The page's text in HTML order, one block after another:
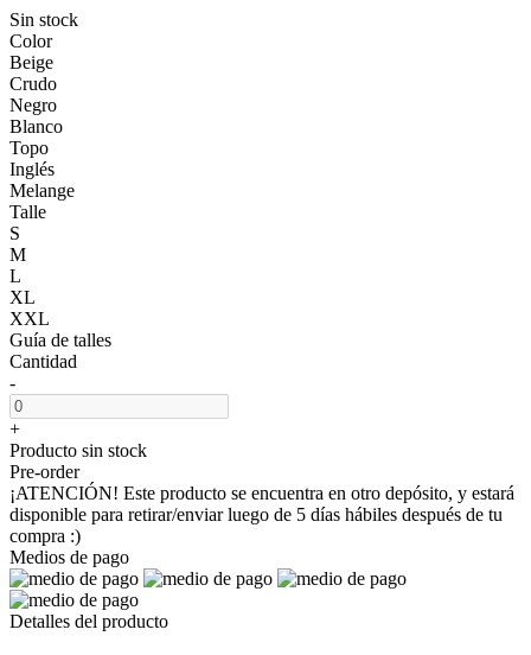
Sin stock
Color
Beige
Crudo
Negro
Blanco
Topo
Inglés
Melange
Talle
S
M
L
XL
XXL
Guía de talles
Cantidad
-
+
Producto sin stock
Pre-order
¡ATENCIÓN! Este producto se encuentra en otro depósito, y estará
disponible para retirar/enviar luego de 5 días hábiles después de tu
compra :)
Medios de pago
Detalles del producto